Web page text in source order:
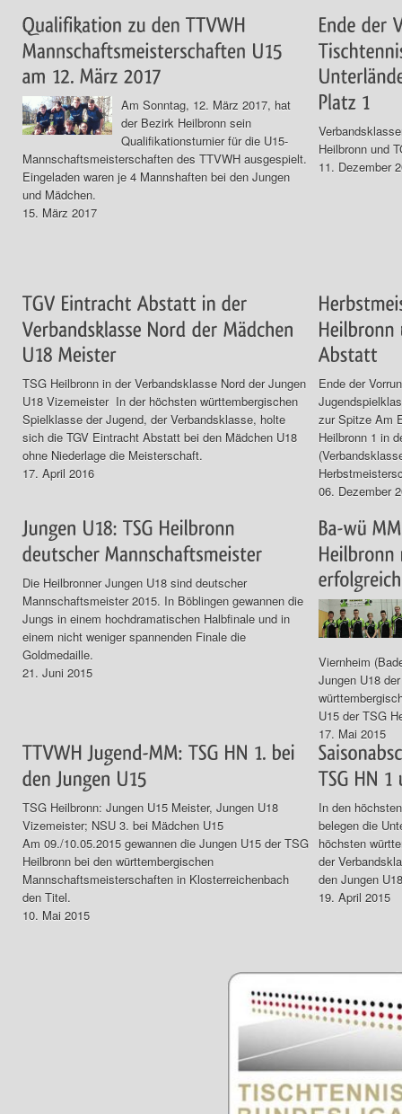
Am Sonntag, 12. März 2017, hat
der Bezirk Heilbronn sein
Qualifikationsturnier für die U15-
Mannschaftsmeisterschaften des TTVWH ausgespielt.
Eingeladen waren je 4 Mannshaften bei den Jungen
und Mädchen.
15. März 2017
Heilbronn und
11. Dezember
TSG Heilbronn in der Verbandsklasse Nord der Jungen
U18 Vizemeister In der höchsten württembergischen
Spielklasse der Jugend, der Verbandsklasse, holte
sich die TGV Eintracht Abstatt bei den Mädchen U18
ohne Niederlage die Meisterschaft.
17. April 2016
Ende der
zur Spitze Am
Heilbronn 1 in
06. Dezember
Die Heilbronner Jungen U18 sind deutscher
Mannschaftsmeister 2015. In Böblingen gewannen die
Jungs in einem hochdramatischen Halbfinale und in
einem nicht weniger spannenden Finale die
Goldmedaille.
21. Juni 2015
Viernheim
Jungen U18
U15 der TSG
17. Mai 2015
TSG Heilbronn: Jungen U15 Meister, Jungen U18
Vizemeister; NSU 3. bei Mädchen U15
Am 09./10.05.2015 gewannen die Jungen U15 der TSG
Heilbronn bei den württembergischen
Mannschaftsmeisterschaften in Klosterreichenbach
den Titel.
10. Mai 2015
In den
belegen die
höchsten
der
den Jungen
19. April 2015